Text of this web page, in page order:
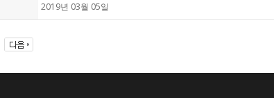
2019년 03월 05일